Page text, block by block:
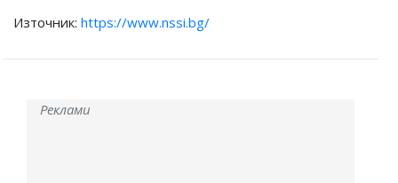
Източник: https://www.nssi.bg/
Реклами